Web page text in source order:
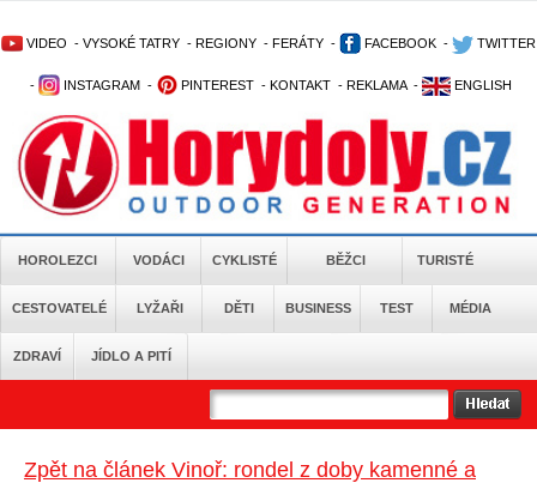
VIDEO - VYSOKÉ TATRY - REGIONY - FERÁTY - FACEBOOK - TWITTER
- INSTAGRAM - PINTEREST - KONTAKT - REKLAMA - ENGLISH
HOROLEZCI VODÁCI CYKLISTÉ BĚŽCI TURISTÉ
CESTOVATELÉ LYŽAŘI DĚTI BUSINESS TEST MÉDIA
ZDRAVÍ JÍDLO A PITÍ
Zpět na článek Vinoř: rondel z doby kamenné a